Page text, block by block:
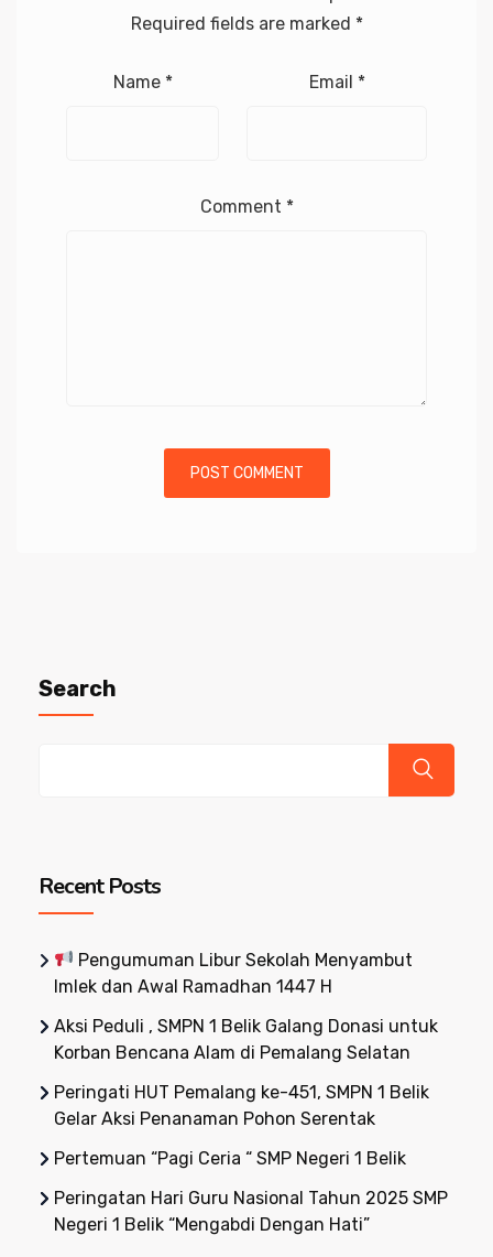
Required fields are marked *
Name * Email *
Comment *
Search
Recent Posts
Pengumuman Libur Sekolah Menyambut
Imlek dan Awal Ramadhan 1447 H
Aksi Peduli , SMPN 1 Belik Galang Donasi untuk
Korban Bencana Alam di Pemalang Selatan
Peringati HUT Pemalang ke-451, SMPN 1 Belik
Gelar Aksi Penanaman Pohon Serentak
Pertemuan “Pagi Ceria “ SMP Negeri 1 Belik
Peringatan Hari Guru Nasional Tahun 2025 SMP
Negeri 1 Belik “Mengabdi Dengan Hati”